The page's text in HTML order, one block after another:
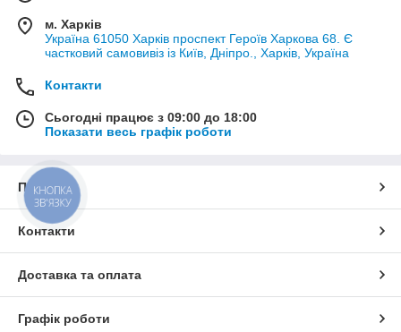
м. Харків
Україна 61050 Харків проспект Героїв Харкова 68. Є
частковий самовивіз із Київ, Дніпро., Харків, Україна
Контакти
Сьогодні працює з 09:00 до 18:00
Показати весь графік роботи
Про нас
Контакти
Доставка та оплата
Графік роботи
КНОПКА
ЗВ'ЯЗКУ